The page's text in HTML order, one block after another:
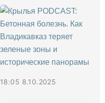
18:05 8.10.2025